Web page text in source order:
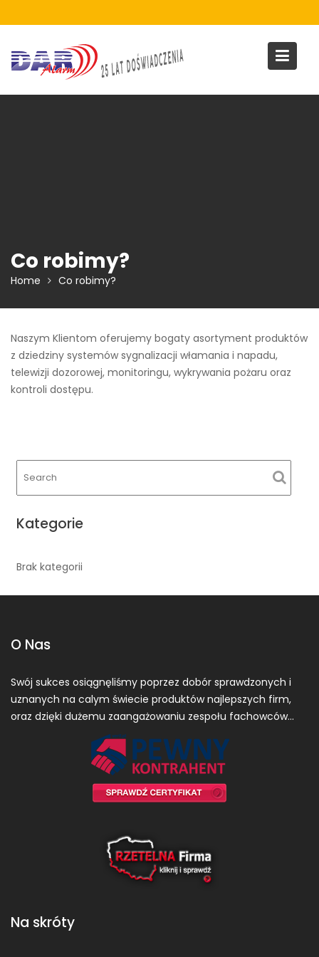
to
Co robimy?
Home Co robimy?
Naszym Klientom oferujemy bogaty asortyment produktów
z dziedziny systemów sygnalizacji włamania i napadu,
telewizji dozorowej, monitoringu, wykrywania pożaru oraz
kontroli dostępu.
Kategorie
Brak kategorii
O Nas
Swój sukces osiągnęliśmy poprzez dobór sprawdzonych i
uznanych na calym świecie produktów najlepszych firm,
oraz dzięki dużemu zaangażowaniu zespołu fachowców…
Na skróty